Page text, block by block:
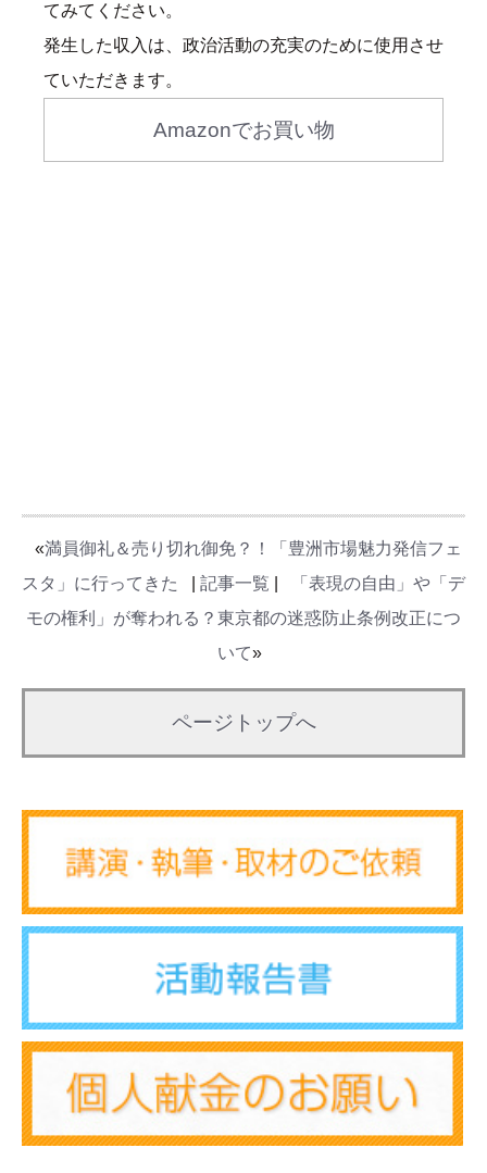
てみてください。
発生した収入は、政治活動の充実のために使用させ
ていただきます。
Amazonでお買い物
«満員御礼＆売り切れ御免？！「豊洲市場魅力発信フェ
スタ」に行ってきた
記事一覧
「表現の自由」や「デ
モの権利」が奪われる？東京都の迷惑防止条例改正につ
いて»
ページトップへ